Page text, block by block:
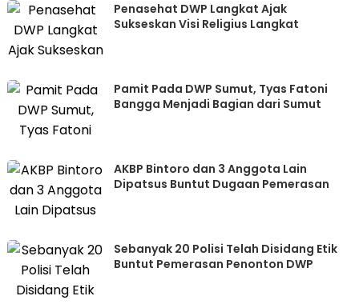
Penasehat DWP Langkat Ajak
Sukseskan Visi Religius Langkat
Pamit Pada DWP Sumut, Tyas Fatoni
Bangga Menjadi Bagian dari Sumut
AKBP Bintoro dan 3 Anggota Lain
Dipatsus Buntut Dugaan Pemerasan
Sebanyak 20 Polisi Telah Disidang Etik
Buntut Pemerasan Penonton DWP